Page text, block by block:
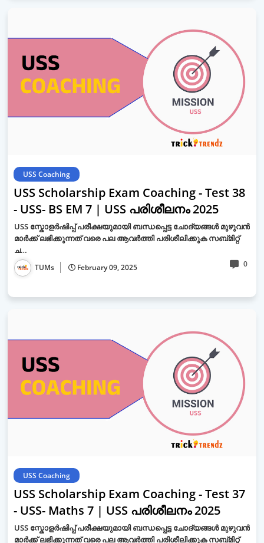
USS Coaching
USS Scholarship Exam Coaching - Test 38
- USS- BS EM 7 | USS പരിശീലനം 2025
USS സ്കോളർഷിപ്പ് പരീക്ഷയുമായി ബന്ധപ്പെട്ട ചോദ്യങ്ങൾ മുഴുവൻ
മാർക്ക് ലഭിക്കുന്നത് വരെ പല ആവർത്തി പരിശീലിക്കുക സബ്മിറ്റ്
ച…
TUMs February 09, 2025 0
USS Coaching
USS Scholarship Exam Coaching - Test 37
- USS- Maths 7 | USS പരിശീലനം 2025
USS സ്കോളർഷിപ്പ് പരീക്ഷയുമായി ബന്ധപ്പെട്ട ചോദ്യങ്ങൾ മുഴുവൻ
മാർക്ക് ലഭിക്കുന്നത് വരെ പല ആവർത്തി പരിശീലിക്കുക സബ്മിറ്റ്